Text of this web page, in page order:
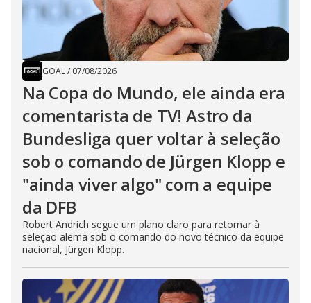
GOAL/ 07/08/2026
Na Copa do Mundo, ele ainda era
comentarista de TV! Astro da
Bundesliga quer voltar à seleção
sob o comando de Jürgen Klopp e
"ainda viver algo" com a equipe
da DFB
Robert Andrich segue um plano claro para retornar à
seleção alemã sob o comando do novo técnico da equipe
nacional, Jürgen Klopp.